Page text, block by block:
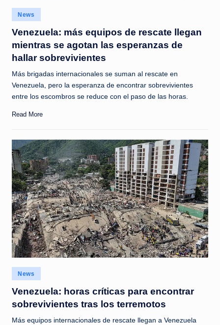
c
i
a
s
a
l
i
n
t
a
n
t
e
Posted
in
News
Venezuela: más equipos de rescate llegan
mientras se agotan las esperanzas de
hallar sobrevivientes
Más brigadas internacionales se suman al rescate en
Venezuela, pero la esperanza de encontrar sobrevivientes
entre los escombros se reduce con el paso de las horas.
Read More
Posted
in
News
Venezuela: horas críticas para encontrar
sobrevivientes tras los terremotos
Más equipos internacionales de rescate llegan a Venezuela